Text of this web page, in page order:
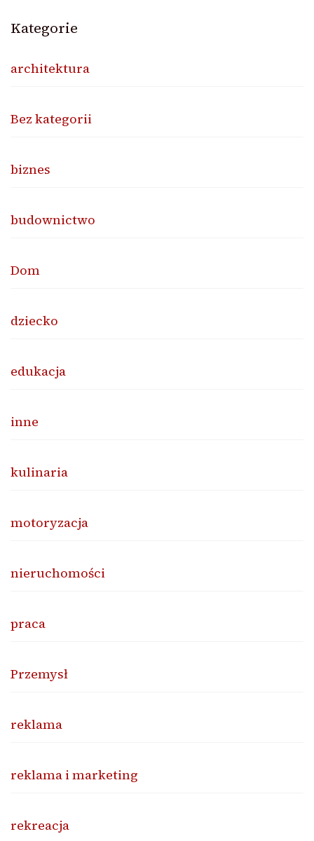
Kategorie
architektura
Bez kategorii
biznes
budownictwo
Dom
dziecko
edukacja
inne
kulinaria
motoryzacja
nieruchomości
praca
Przemysł
reklama
reklama i marketing
rekreacja